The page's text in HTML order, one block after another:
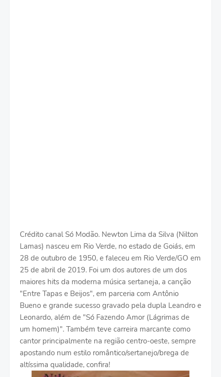
Crédito canal Só Modão. Newton Lima da Silva (Nilton
Lamas) nasceu em Rio Verde, no estado de Goiás, em
28 de outubro de 1950, e faleceu em Rio Verde/GO em
25 de abril de 2019. Foi um dos autores de um dos
maiores hits da moderna música sertaneja, a canção
"Entre Tapas e Beijos", em parceria com Antônio
Bueno e grande sucesso gravado pela dupla Leandro e
Leonardo, além de "Só Fazendo Amor (Lágrimas de
um homem)". Também teve carreira marcante como
cantor principalmente na região centro-oeste, sempre
apostando num estilo romântico/sertanejo/brega de
altíssima qualidade, confira!